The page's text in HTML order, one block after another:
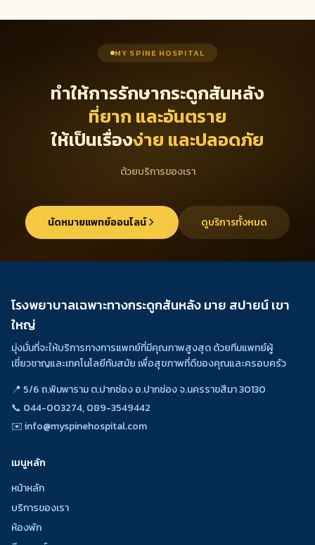
MY SPINE HOSPITAL
ทำให้การรักษากระดูกสันหลัง
ที่ยาก และอันตราย
ให้เป็นเรื่องง่าย และปลอดภัย
ด้วยบริการของเรา
นัดหมายแพทย์ออนไลน์ ดูบริการทั้งหมด
โรงพยาบาลเฉพาะทางกระดูกสันหลัง มาย สปายน์ เขา
ใหญ่
มุ่งมั่นที่จะให้บริการทางการแพทย์ที่มีคุณภาพสูงสุด ด้วยทีมแพทย์ผู้
เชี่ยวชาญและเทคโนโลยีทันสมัย เพื่อสุขภาพที่ดีของคุณและครอบครัว
📍 5/6 ถ.พิมพาราม ต.ปากช่อง อ.ปากช่อง จ.นครราขสีมา 30130
📞 044-003274, 089-3549442
✉️info@myspinehospital.com
เมนูหลัก
หน้าหลัก
บริการของเรา
ห้องพัก